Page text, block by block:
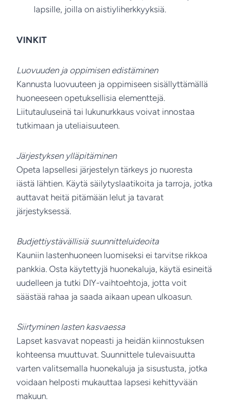
lapsille, joilla on aistiyliherkkyyksiä.
VINKIT
Luovuuden ja oppimisen edistäminen
Kannusta luovuuteen ja oppimiseen sisällyttämällä
huoneeseen opetuksellisia elementtejä.
Liitutauluseinä tai lukunurkkaus voivat innostaa
tutkimaan ja uteliaisuuteen.
Järjestyksen ylläpitäminen
Opeta lapsellesi järjestelyn tärkeys jo nuoresta
iästä lähtien. Käytä säilytyslaatikoita ja tarroja, jotka
auttavat heitä pitämään lelut ja tavarat
järjestyksessä.
Budjettiystävällisiä suunnitteluideoita
Kauniin lastenhuoneen luomiseksi ei tarvitse rikkoa
pankkia. Osta käytettyjä huonekaluja, käytä esineitä
uudelleen ja tutki DIY-vaihtoehtoja, jotta voit
säästää rahaa ja saada aikaan upean ulkoasun.
Siirtyminen lasten kasvaessa
Lapset kasvavat nopeasti ja heidän kiinnostuksen
kohteensa muuttuvat. Suunnittele tulevaisuutta
varten valitsemalla huonekaluja ja sisustusta, jotka
voidaan helposti mukauttaa lapsesi kehittyvään
makuun.